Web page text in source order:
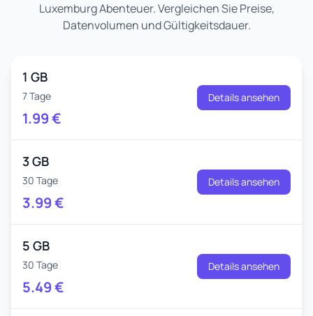
Luxemburg Abenteuer. Vergleichen Sie Preise,
Datenvolumen und Gültigkeitsdauer.
1 GB
7 Tage
1.99€
Details ansehen
3 GB
30 Tage
3.99€
Details ansehen
5 GB
30 Tage
5.49€
Details ansehen